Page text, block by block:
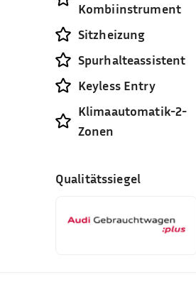
Kombiinstrument
Sitzheizung
Spurhalteassistent
Keyless Entry
Klimaautomatik-2-
Zonen
Qualitätssiegel